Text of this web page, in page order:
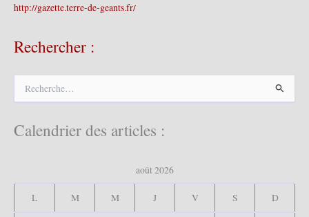
http://gazette.terre-de-geants.fr/
Rechercher :
e
Calendrier des articles :
août 2026
L M M J V S D